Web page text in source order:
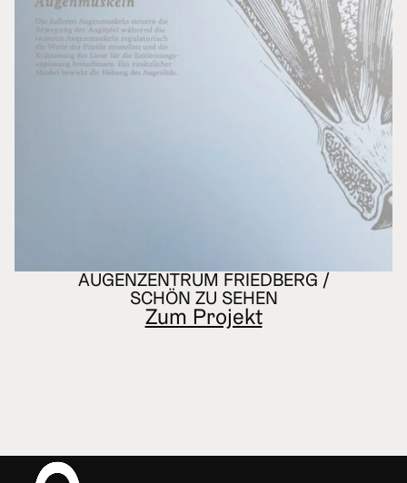
AUGENZENTRUM FRIEDBERG /
SCHÖN ZU SEHEN
Zum Projekt